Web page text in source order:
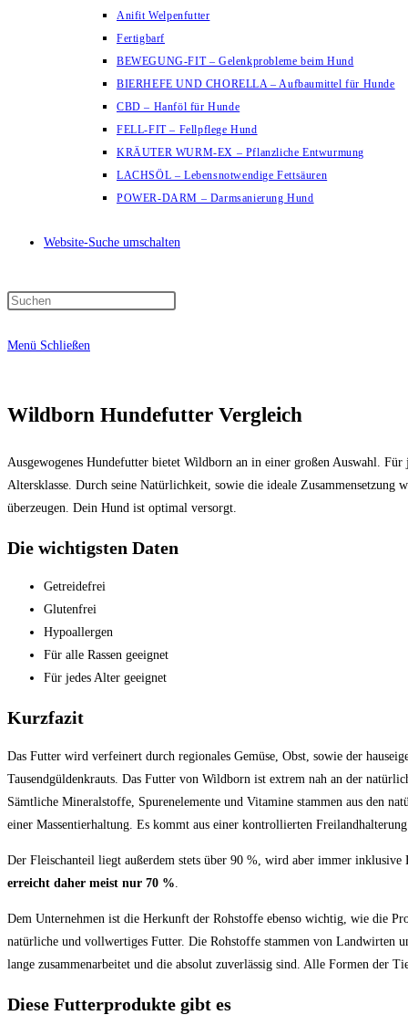
Anifit Welpenfutter
Fertigbarf
BEWEGUNG-FIT – Gelenkprobleme beim Hund
BIERHEFE UND CHORELLA – Aufbaumittel für Hunde
CBD – Hanföl für Hunde
FELL-FIT – Fellpflege Hund
KRÄUTER WURM-EX – Pflanzliche Entwurmung
LACHSÖL – Lebensnotwendige Fettsäuren
POWER-DARM – Darmsanierung Hund
Website-Suche umschalten
Menü Schließen
Wildborn Hundefutter Vergleich
Ausgewogenes Hundefutter bietet Wildborn an in einer großen Auswahl. Für
Altersklasse. Durch seine Natürlichkeit, sowie die ideale Zusammensetzung
überzeugen. Dein Hund ist optimal versorgt.
Die wichtigsten Daten
Getreidefrei
Glutenfrei
Hypoallergen
Für alle Rassen geeignet
Für jedes Alter geeignet
Kurzfazit
Das Futter wird verfeinert durch regionales Gemüse, Obst, sowie der
Tausendgüldenkrauts. Das Futter von Wildborn ist extrem nah an der
Sämtliche Mineralstoffe, Spurenelemente und Vitamine stammen aus den
einer Massentierhaltung. Es kommt aus einer kontrollierten
Der Fleischanteil liegt außerdem stets über 90 %, wird aber immer inklusive
erreicht daher meist nur 70 %.
Dem Unternehmen ist die Herkunft der Rohstoffe ebenso wichtig, wie die
natürliche und vollwertiges Futter. Die Rohstoffe stammen von Landwirten
lange zusammenarbeitet und die absolut zuverlässig sind. Alle Formen der
Diese Futterprodukte gibt es